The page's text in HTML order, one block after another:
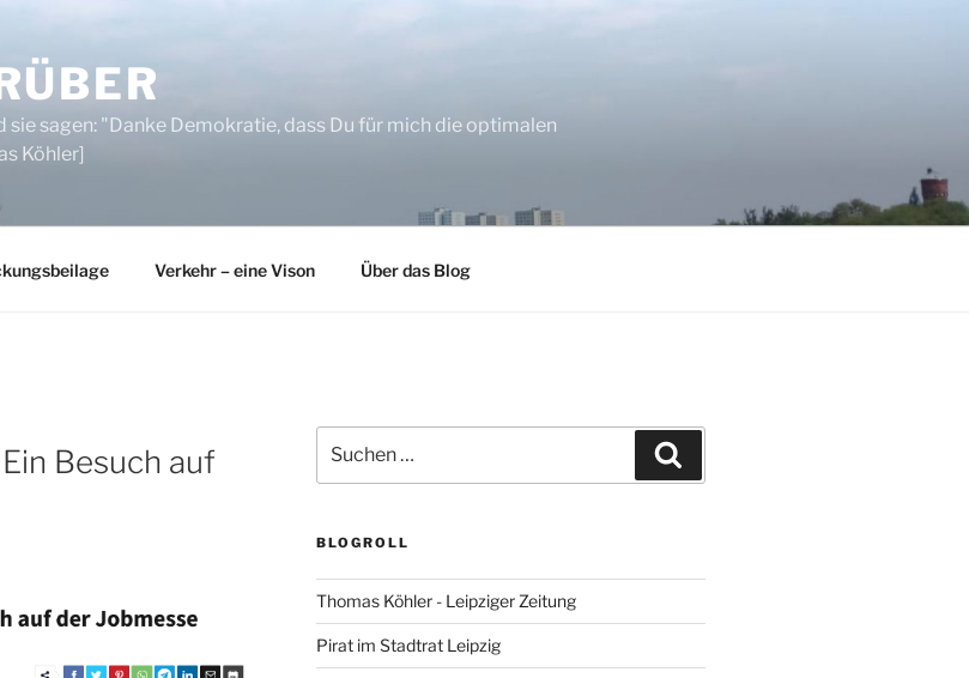
sagen: "Danke Demokratie, dass Du für mich die optimalen
Köhler]
Verkehr – eine Vison Über das Blog
Besuch auf
nach:
BLOGROLL
Thomas Köhler - Leipziger Zeitung
Pirat im Stadtrat Leipzig